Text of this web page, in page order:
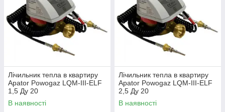
Лічильник тепла в квартиру
Apator Powogaz LQM-III-ELF
1,5 Ду 20
В наявності
Лічильник тепла в квартиру
Apator Powogaz LQM-III-ELF
2,5 Ду 20
В наявності